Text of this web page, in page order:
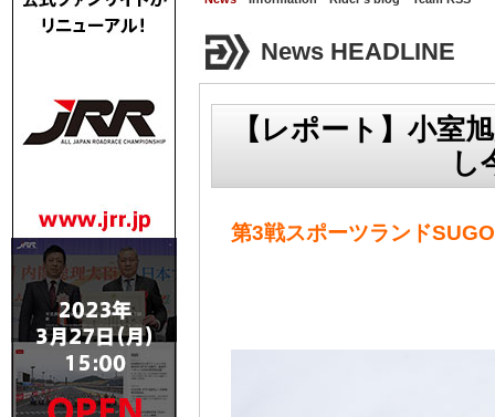
News HEADLINE
【レポート】小室
し
第3戦スポーツランド